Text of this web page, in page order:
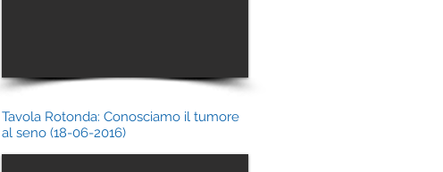
Tavola Rotonda: Conosciamo il tumore
al seno (18-06-2016)